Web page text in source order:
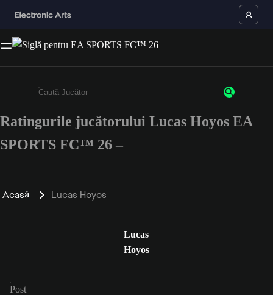
Enter a minimum of 3 characters or numbers
Ratingurile jucătorului Lucas Hoyos EA
SPORTS FC™ 26 –
Acasă Lucas Hoyos
Lucas
Hoyos
Post